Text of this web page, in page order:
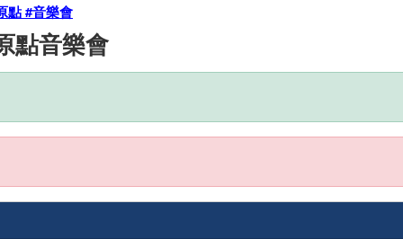
點 #音樂會
點音樂會